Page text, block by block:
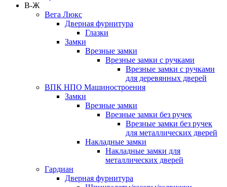
В-Ж
Вега Люкс
Дверная фурнитура
Глазки
Замки
Врезные замки
Врезные замки с ручками
Врезные замки с ручками
для деревянных дверей
ВПК НПО Машиностроения
Замки
Врезные замки
Врезные замки без ручек
Врезные замки без ручек
для металлических дверей
Накладные замки
Накладные замки для
металлических дверей
Гардиан
Дверная фурнитура